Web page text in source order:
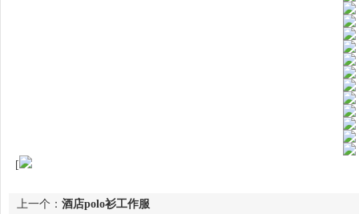
[
上一个： 酒店polo衫工作服